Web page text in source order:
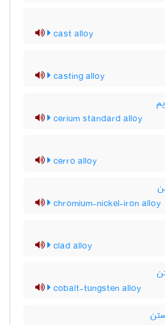
cast alloy
casting alloy
cerium standard alloy
cerro alloy
chromium-nickel-iron alloy
clad alloy
cobalt-tungsten alloy